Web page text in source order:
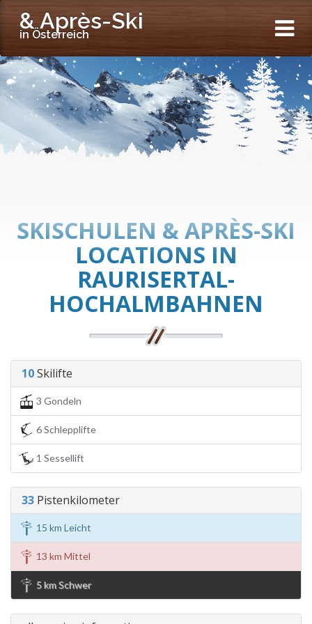
& Après-Ski
in Österreich
SKISCHULEN & APRÈS-SKI
LOCATIONS IN
RAURISERTAL-
HOCHALMBAHNEN
10Skilifte
3 Gondeln
6 Schlepplifte
1 Sessellift
33 Pistenkilometer
15 km Leicht
13 km Mittel
5 km Schwer